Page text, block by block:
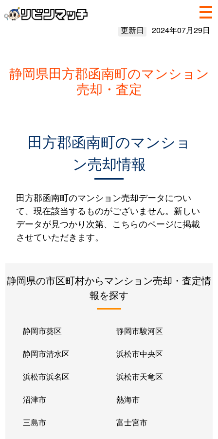
更新日 2024年07月29日
静岡県田方郡函南町のマンション
売却・査定
田方郡函南町のマンショ
ン売却情報
田方郡函南町のマンション売却データについ
て、現在該当するものがございません。新しい
データが見つかり次第、こちらのページに掲載
させていただきます。
静岡県の市区町村からマンション売却・査定情
報を探す
静岡市葵区 静岡市駿河区
静岡市清水区 浜松市中央区
浜松市浜名区 浜松市天竜区
沼津市 熱海市
三島市 富士宮市